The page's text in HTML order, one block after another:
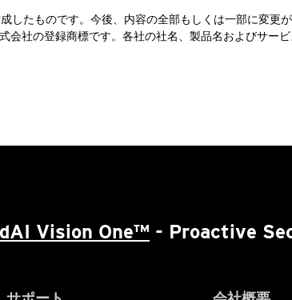
たものです。今後、内容の全部もしくは一部に変更が
会社の登録商標です。各社の社名、製品名およびサー
Vision One™ - Proactive